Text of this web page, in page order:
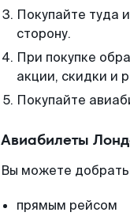
Покупайте туда
сторону.
При покупке
акции, скидки и
Покупайте
Авиабилеты
Вы можете
прямым рейсом